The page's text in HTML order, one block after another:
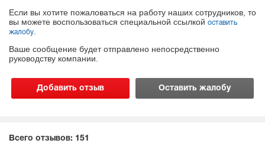
Если вы хотите пожаловаться на работу наших сотрудников, то
вы можете воспользоваться специальной ссылкой оставить
жалобу
Ваше сообщение будет отправлено непосредственно
руководству компании.
Добавить отзыв Оставить жалобу
Всего отзывов: 151